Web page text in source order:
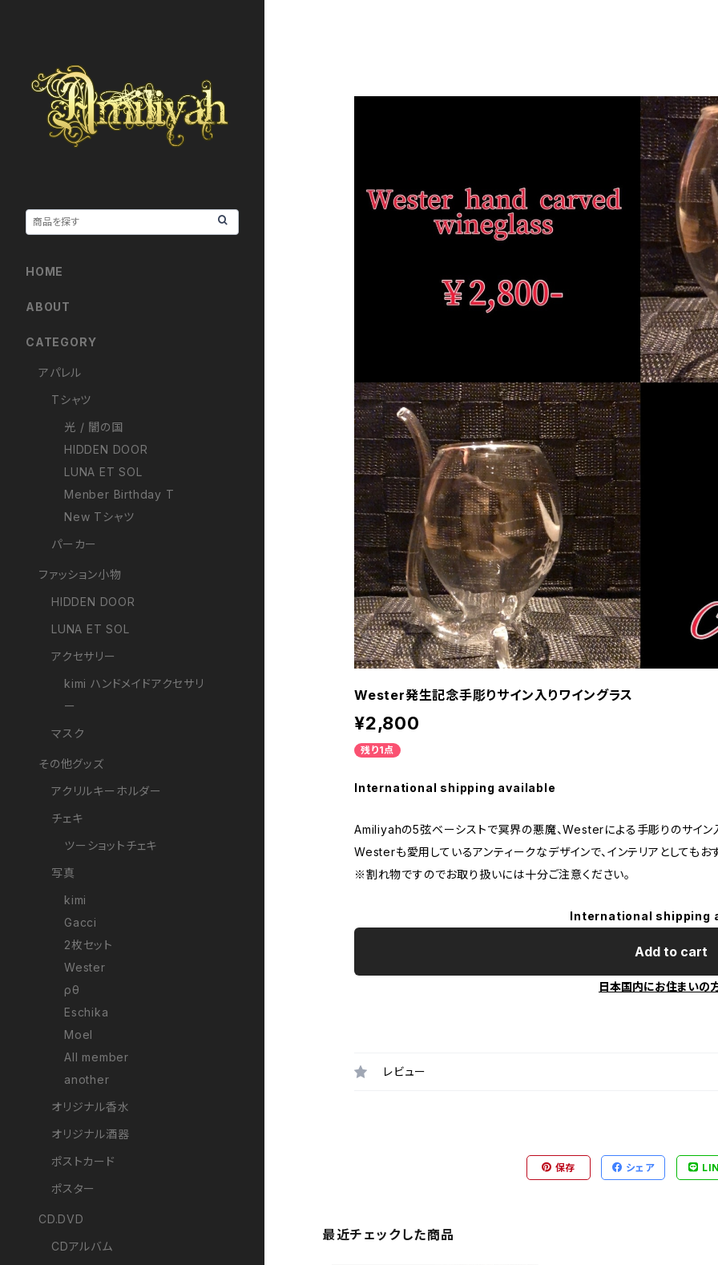
Wester発生記念手彫りサイン入りワイングラス
¥2,800
残り1点
International shipping available
Amiliyahの5弦ベーシストで冥界の悪魔、Westerによる手彫りのサイン入
Westerも愛用しているアンティークなデザインで、インテリアとしてもお
※割れ物ですのでお取り扱いには十分ご注意ください。
International shipping
Add to cart
日本国内にお住まいの
レビュー
保存 シェア
最近チェックした商品
HOME
ABOUT
CATEGORY
アパレル
Tシャツ
光 / 闇の国
HIDDEN DOOR
LUNA ET SOL
Menber Birthday T
New Tシャツ
パーカー
ファッション小物
HIDDEN DOOR
LUNA ET SOL
アクセサリー
kimi ハンドメイドアクセサリ
ー
マスク
その他グッズ
アクリルキーホルダー
チェキ
ツーショットチェキ
写真
kimi
Gacci
2枚セット
Wester
ρθ
Eschika
Moel
All member
another
オリジナル香水
オリジナル酒器
ポストカード
ポスター
CD.DVD
CDアルバム